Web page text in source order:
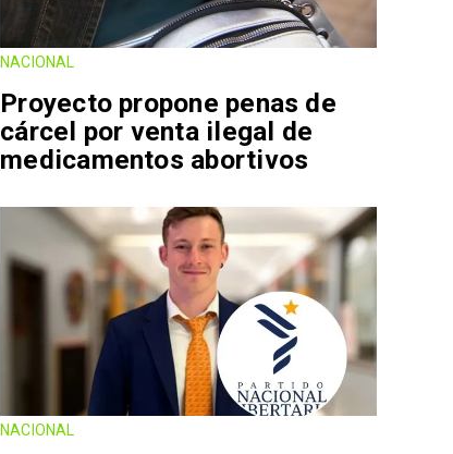
NACIONAL
Proyecto propone penas de
cárcel por venta ilegal de
medicamentos abortivos
NACIONAL